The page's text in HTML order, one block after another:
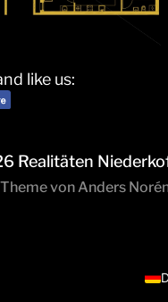
like us:
Realitäten
von Anders